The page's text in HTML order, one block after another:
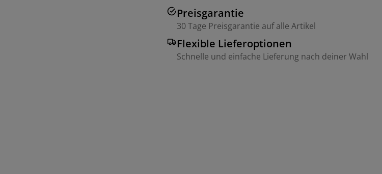
Preisgarantie
30 Tage Preisgarantie auf alle Artikel
Flexible Lieferoptionen
Schnelle und einfache Lieferung nach deiner Wahl